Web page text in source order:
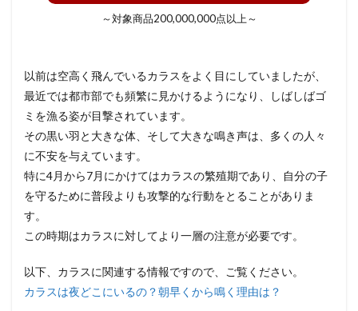
～対象商品200,000,000点以上～
以前は空高く飛んでいるカラスをよく目にしていましたが、
最近では都市部でも頻繁に見かけるようになり、しばしばゴ
ミを漁る姿が目撃されています。
その黒い羽と大きな体、そして大きな鳴き声は、多くの人々
に不安を与えています。
特に4月から7月にかけてはカラスの繁殖期であり、自分の子
を守るために普段よりも攻撃的な行動をとることがありま
す。
この時期はカラスに対してより一層の注意が必要です。
以下、カラスに関連する情報ですので、ご覧ください。
カラスは夜どこにいるの？朝早くから鳴く理由は？